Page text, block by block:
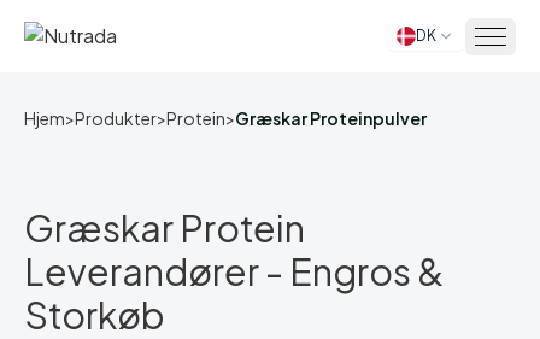
Hjem DK
Hjem>Produkter>Protein>Græskar Proteinpulver
Græskar Protein
Leverandører - Engros &
Storkøb